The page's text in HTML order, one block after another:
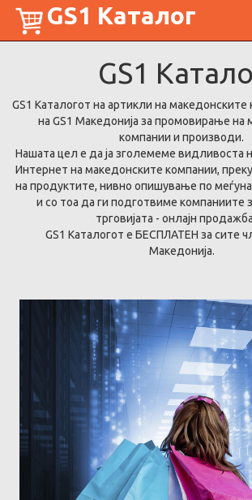
GS1 Каталог
GS1
GS1 Каталогот на артикли на
на GS1 Македонија за промовирање на
компании и производи.
Нашата цел е да ја зголемеме видливоста
Интернет на македонските компании,
на продуктите, нивно опишување по
и со тоа да ги подготвиме компаниите
трговијата - онлајн
GS1 Каталогот е БЕСПЛАТЕН за сите
Македонија.